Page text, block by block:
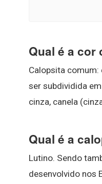
Qual é a
Calopsita
ser subdividida
cinza, canela
Qual é a
Lutino. Sendo
desenvolvido nos